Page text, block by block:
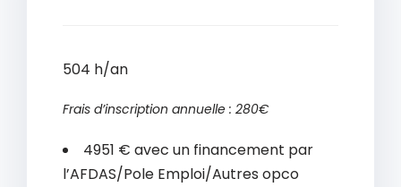
504 h/an
Frais d’inscription annuelle : 280€
4951 € avec un financement par
l’AFDAS/Pole Emploi/Autres opco